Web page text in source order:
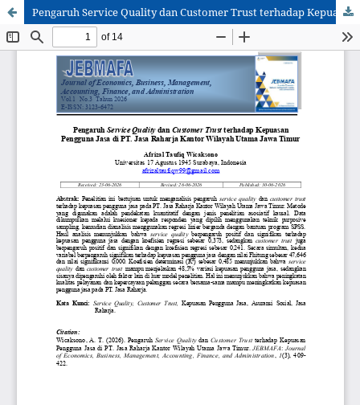
Pengaruh Service Quality dan Customer Trust terhadap Kepuasan Pengguna Jasa di PT. Jasa Raharja Kantor Wilayah Utama Jawa Timur